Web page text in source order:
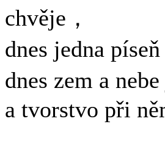
chvěje，
dnes jedna
dnes zem a
a tvorstvo při